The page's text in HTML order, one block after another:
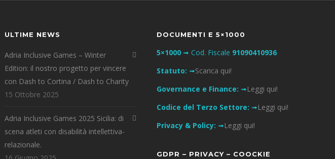
ULTIME NEWS
Adria Inclusive Games – Winter
Edition: il nostro progetto per vincere
con Dash to Cortina / Dash to Charity
15 Ottobre 2025
Adria Inclusive Games 2025 Sicilia: di
scena atleti con disabilità intellettiva-
relazionale.
DOCUMENTI E 5×1000
5×1000 ➟ Cod. Fiscale 91090410936
Statuto: ➟Scarica qui!
Governance e Finance: ➟Leggi qui!
Codice del Terzo Settore: ➟Leggi qui!
Privacy & Policy: ➟Leggi qui!
GDPR – PRIVACY – COOCKIE